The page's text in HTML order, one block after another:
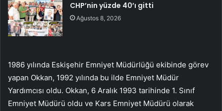
CHP’nin yüzde 40’ı gitti
Ağustos 8, 2026
1986 yılında Eskişehir Emniyet Müdürlüğü ekibinde görev
yapan Okkan, 1992 yılında bu ilde Emniyet Müdür
Yardımcısı oldu. Okkan, 6 Aralık 1993 tarihinde 1. Sınıf
Emniyet Müdürü oldu ve Kars Emniyet Müdürü olarak